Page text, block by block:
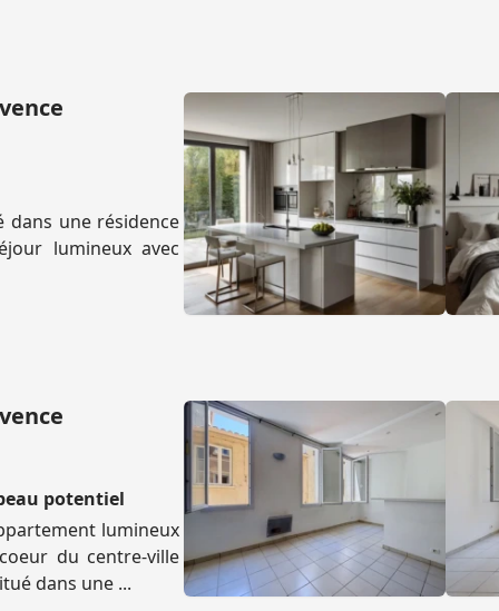
dans une résidence
lumineux avec
potentiel
lumineux
du centre-ville
dans une ...